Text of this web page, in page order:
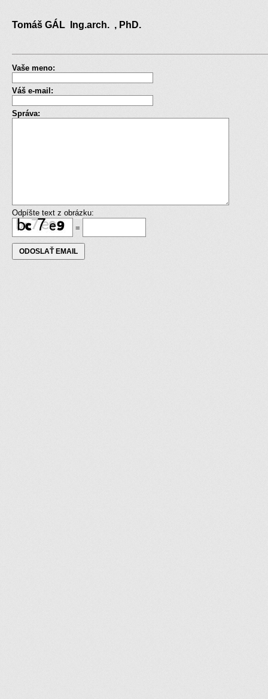
Tomáš GÁL Ing.arch. , PhD.
Vaše meno:
Váš e-mail:
Správa:
Odpíšte text z obrázku:
=